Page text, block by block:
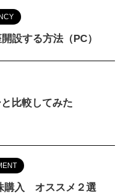
設する方法（PC）
比較してみた
入 オススメ２選